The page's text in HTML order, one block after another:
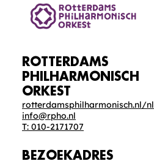
ROTTERDAMS
PHILHARMONISCH
ORKEST
rotterdamsphilharmonisch.nl/nl
info@rpho.nl
T: 010-2171707
BEZOEKADRES